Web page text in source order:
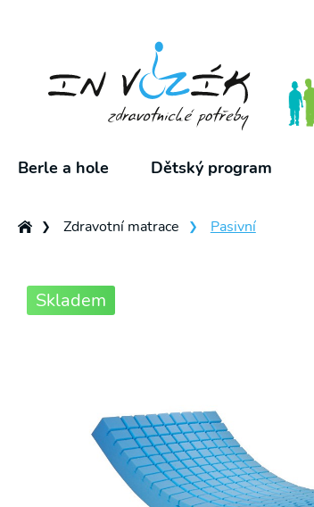
Berle a hole Dětský program
❯ Zdravotní matrace ❯ Pasivní
Skladem